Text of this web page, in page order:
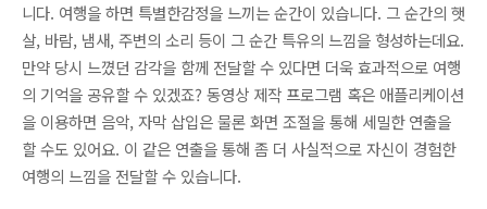
니다. 여행을 하면 특별한감정을 느끼는 순간이 있습니다. 그 순간의 햇
살, 바람, 냄새, 주변의 소리 등이 그 순간 특유의 느낌을 형성하는데요.
만약 당시 느꼈던 감각을 함께 전달할 수 있다면 더욱 효과적으로 여행
의 기억을 공유할 수 있겠죠? 동영상 제작 프로그램 혹은 애플리케이션
을 이용하면 음악, 자막 삽입은 물론 화면 조절을 통해 세밀한 연출을
할 수도 있어요. 이 같은 연출을 통해 좀 더 사실적으로 자신이 경험한
여행의 느낌을 전달할 수 있습니다.